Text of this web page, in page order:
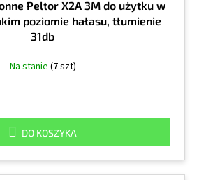
Peltor X2A 3M do użytku w
poziomie hałasu, tłumienie
31db
Na stanie (7 szt)
DO KOSZYKA